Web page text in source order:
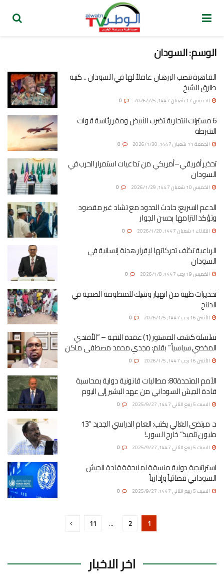
الوسم: السودان
القاهرة تنصب البرهان عاملاً لها في السودان .. كتبه
طارق الشيخ
الخميس 17 شعبان 1447, 2026/2/5
6 مسيّرات انتحارية تضرب الأبيض ومقر رئاسة قوات
الشرطة
الجمعة 11 شعبان 1447, 2026/1/30
تحذير أفريقي–أمريكي من تداعيات استمرار الحرب في
السودان
الخميس 10 شعبان 1447, 2026/1/29
الدعم السريع: حادث الحدود مع تشاد غير مقصود
وتؤكد التزامها بحسن الجوار
الثلاثاء 1 شعبان 1447, 2026/1/20
الرباعية تكثف تحركاتها لإقرار هدنة إنسانية في
السودان
الخميس 19 رجب 1447, 2026/1/8
تحذيرات طبية من انهيار وشيك للمنظومة الصحية في
الدلنج
الأثنين 16 رجب 1447, 2026/1/5
سلسلة كشف المستور (1) عقدة النخبة – “الأفندي
المخصي سياسياً” بقلم: مجدي محمد مصطفى ماكن
الأثنين 16 رجب 1447, 2026/1/5
الأمم المتحدة80: مطالبات قانونية دولية بمحاسبة
قادة الجيش السوداني من عهد البشير إلى اليوم
السبت 5 ربيع الثاني 1447, 2025/9/27
د. مرتضى الغالي يكتب: العام الدراسي الجديد “13
مليون تلميذ” خارج السور..!
السبت 5 ربيع الثاني 1447, 2025/9/27
استراتيجية دولية منسقة لملاحقة قادة الجيش
السوداني قضائياً وإدارياً
السبت 5 ربيع الثاني 1447, 2025/9/27
1
2
…
11
اخر الاخبار